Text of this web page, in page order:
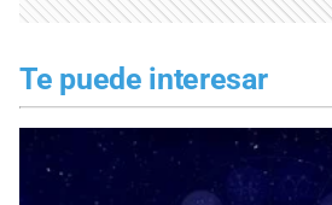
Te puede interesar